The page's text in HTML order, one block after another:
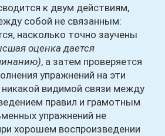
к двум действиям,
собой не связанным:
насколько точно заучены
оценка дается
, а затем проверяется
упражнений на эти
видимой связи между
правил и грамотным
упражнений не
хорошем воспроизведении